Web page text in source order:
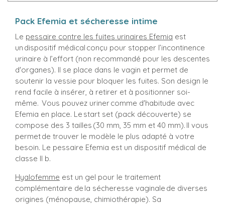
Pack Efemia et sécheresse intime
Le pessaire contre les fuites urinaires Efemia est
un dispositif médical conçu pour stopper l’incontinence
urinaire à l’effort (non recommandé pour les descentes
d'organes). Il se place dans le vagin et permet de
soutenir la vessie pour bloquer les fuites. Son design le
rend facile à insérer, à retirer et à positionner soi-
même. Vous pouvez uriner comme d'habitude avec
Efemia en place. Le start set (pack découverte) se
compose des 3 tailles (30 mm, 35 mm et 40 mm). Il vous
permet de trouver le modèle le plus adapté à votre
besoin. Le pessaire Efemia est un dispositif médical de
classe II b.
Hyalofemme est un gel pour le traitement
complémentaire de la sécheresse vaginale de diverses
origines (ménopause, chimiothérapie). Sa